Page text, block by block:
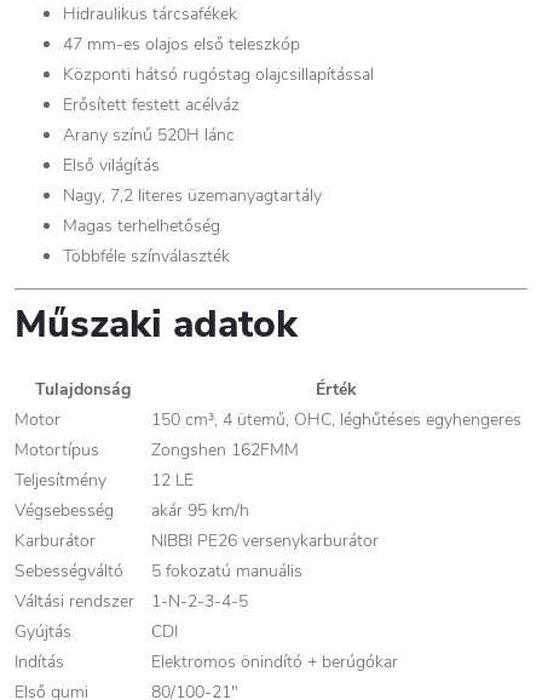
Hidraulikus tárcsafékek
47 mm-es olajos első teleszkóp
Központi hátsó rugóstag olajcsillapítással
Erősített festett acélváz
Arany színű 520H lánc
Első világítás
Nagy, 7,2 literes üzemanyagtartály
Magas terhelhetőség
Többféle színválaszték
Műszaki adatok
Tulajdonság
Érték
Motor
150 cm³, 4 ütemű, OHC, léghűtéses egyhengeres
Motortípus
Zongshen 162FMM
Teljesítmény
12 LE
Végsebesség
akár 95 km/h
Karburátor
NIBBI PE26 versenykarburátor
Sebességváltó
5 fokozatú manuális
Váltási rendszer
1-N-2-3-4-5
Gyújtás
CDI
Indítás
Elektromos önindító + berúgókar
Első gumi
80/100-21"